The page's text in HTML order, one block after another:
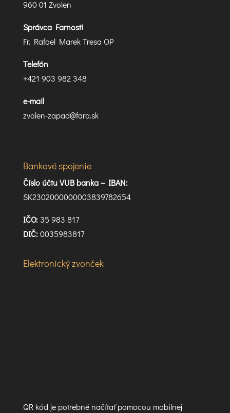
960 01 Zvolen
Správca Farnosti
Fr. Rafael Marek Tresa OP
Telefón
+421 903 982 348
e-mail
zvolen-zapad@fara.sk
Bankové spojenie
Číslo účtu VUB banka – IBAN:
SK2302000000003839782654
IČO:35 983 817
DIČ:0035983817
Elektronický zvonček
QR kód je potrebné načítať pomocou mobilnej